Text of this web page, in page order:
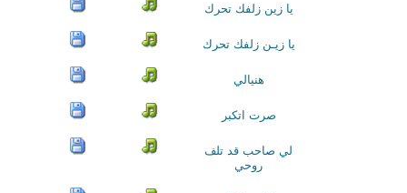
يا زين زلفك تحرك
يا زيـن زلفك تحرك
هنيالي
صرت اتكبر
لي صاحب قد تلف
روحي